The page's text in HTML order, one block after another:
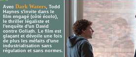
Avec Dark Waters, Todd
Haynes s'invite dans le
film engagé (côté écolo),
le thriller légaliste et
l'enquête d'un David
contre Goliath. Le film est
glaçant et dévoile une fois
de plus les méfaits d'une
industrialisation sans
régulation et sans normes.